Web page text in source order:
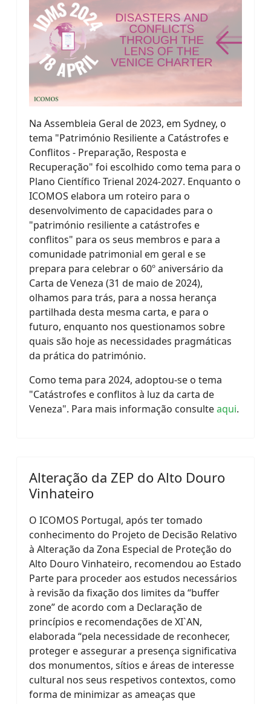
Na Assembleia Geral de 2023, em Sydney, o
tema "Património Resiliente a Catástrofes e
Conflitos - Preparação, Resposta e
Recuperação" foi escolhido como tema para o
Plano Científico Trienal 2024-2027. Enquanto o
ICOMOS elabora um roteiro para o
desenvolvimento de capacidades para o
"património resiliente a catástrofes e
conflitos" para os seus membros e para a
comunidade patrimonial em geral e se
prepara para celebrar o 60º aniversário da
Carta de Veneza (31 de maio de 2024),
olhamos para trás, para a nossa herança
partilhada desta mesma carta, e para o
futuro, enquanto nos questionamos sobre
quais são hoje as necessidades pragmáticas
da prática do património.
Como tema para 2024, adoptou-se o tema
"Catástrofes e conflitos à luz da carta de
Veneza". Para mais informação consulteaqui.
Alteração da ZEP do Alto Douro
Vinhateiro
O ICOMOS Portugal, após ter tomado
conhecimento do Projeto de Decisão Relativo
à Alteração da Zona Especial de Proteção do
Alto Douro Vinhateiro, recomendou ao Estado
Parte para proceder aos estudos necessários
à revisão da fixação dos limites da “buffer
zone” de acordo com a Declaração de
princípios e recomendações de XI`AN,
elaborada “pela necessidade de reconhecer,
proteger e assegurar a presença significativa
dos monumentos, sítios e áreas de interesse
cultural nos seus respetivos contextos, como
forma de minimizar as ameaças que